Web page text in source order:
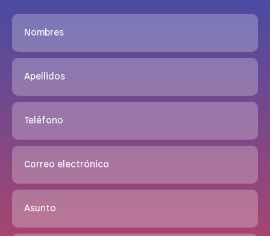
Nombres
Apellidos
Teléfono
Correo electrónico
Asunto